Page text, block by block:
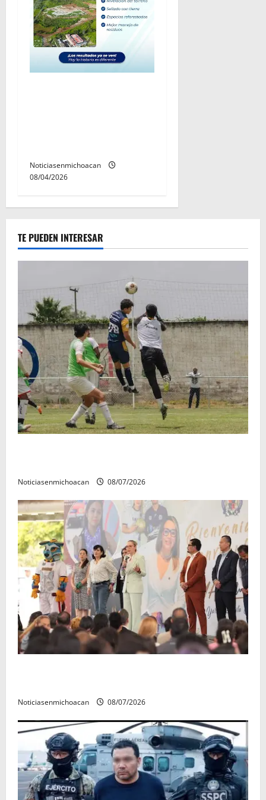
Noticiasenmichoacan
08/04/2026
TE PUEDEN INTERESAR
Noticiasenmichoacan 08/07/2026
Noticiasenmichoacan 08/07/2026